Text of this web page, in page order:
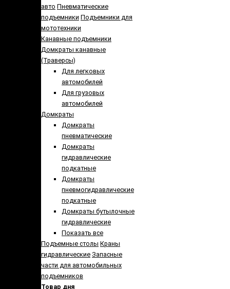
авто Пневматические
подъемники Подъемники для
мототехники
Канавные подъемники
Домкраты канавные
(Траверсы)
Для легковых
автомобилей
Для грузовых
автомобилей
Домкраты
Домкраты
пневматические
Домкраты
гидравлические
подкатные
Домкраты
пневмогидравлические
подкатные
Домкраты бутылочные
гидравлические
Показать все
Подъемные столы Краны
гидравлические Запасные
части для автомобильных
подъемников
Товар дня